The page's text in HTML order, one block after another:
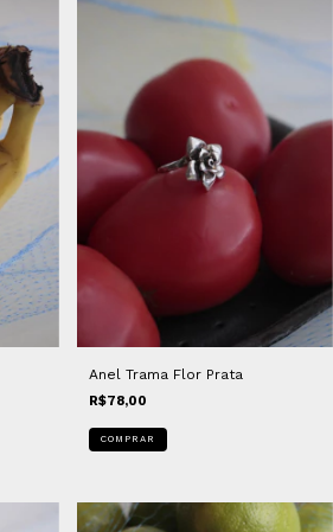
Anel Trama Flor Prata
R$78,00
COMPRAR